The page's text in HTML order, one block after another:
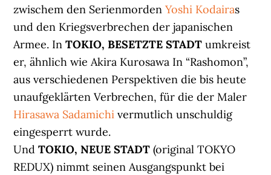
zwischem den SerienmordenYoshi Kodairas
und den Kriegsverbrechen der japanischen
Armee. InTOKIO, BESETZTE STADT umkreist
er, ähnlich wie Akira Kurosawa In “Rashomon”,
aus verschiedenen Perspektiven die bis heute
unaufgeklärten Verbrechen, für die der Maler
Hirasawa Sadamichi vermutlich unschuldig
eingesperrt wurde.
UndTOKIO, NEUE STADT (original TOKYO
REDUX) nimmt seinen Ausgangspunkt bei